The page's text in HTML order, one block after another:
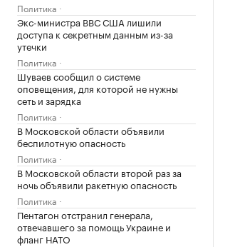
Политика
Экс-министра ВВС США лишили
доступа к секретным данным из-за
утечки
Политика
Шуваев сообщил о системе
оповещения, для которой не нужны
сеть и зарядка
Политика
В Московской области объявили
беспилотную опасность
Политика
В Московской области второй раз за
ночь объявили ракетную опасность
Политика
Пентагон отстранил генерала,
отвечавшего за помощь Украине и
фланг НАТО